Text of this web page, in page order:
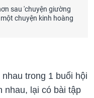
sau 'chuyện giường
chuyện kinh hoàng
trong 1 buổi hội
nhau, lại có bài tập